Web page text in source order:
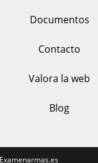
Documentos
Contacto
Valora la web
Blog
Examenarmas.es